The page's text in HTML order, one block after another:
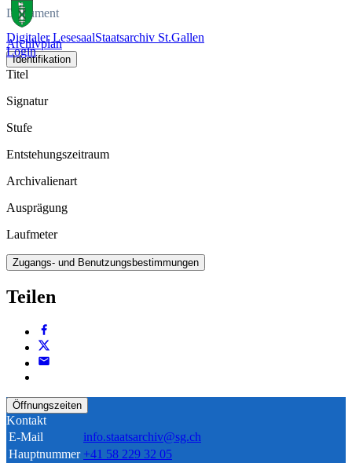
Digitaler LesesaalStaatsarchiv St.Gallen
Login
Dokument
Archivplan
Identifikation
Titel
Signatur
Stufe
Entstehungszeitraum
Archivalienart
Ausprägung
Laufmeter
Zugangs- und Benutzungsbestimmungen
Teilen
Öffnungszeiten
Kontakt
E-Mail
info.staatsarchiv@sg.ch
Hauptnummer +41 58 229 32 05